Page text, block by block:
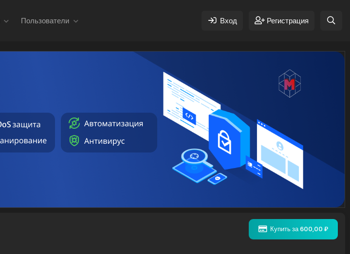
Пользователи Вход Регистрация
Купить за 600,00 ₽